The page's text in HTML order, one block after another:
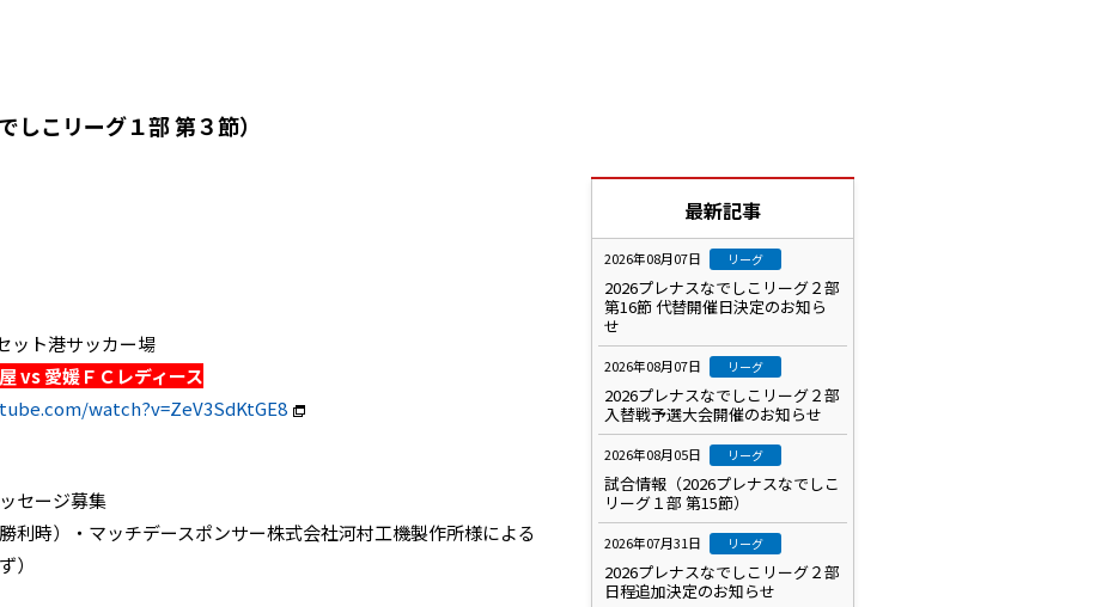
こリーグ１部 第３節）
ット港サッカー場
vs 愛媛ＦＣレディース
watch?v=ZeV3SdKtGE8
セージ募集
利時）・マッチデースポンサー株式会社河村工機製作所様による
）
最新記事
2026年08月07日 リーグ
2026プレナスなでしこリーグ２部
第16節 代替開催日決定のお知ら
せ
2026年08月07日 リーグ
2026プレナスなでしこリーグ２部
入替戦予選大会開催のお知らせ
2026年08月05日 リーグ
試合情報（2026プレナスなでしこ
リーグ１部 第15節）
2026年07月31日 リーグ
2026プレナスなでしこリーグ２部
日程追加決定のお知らせ